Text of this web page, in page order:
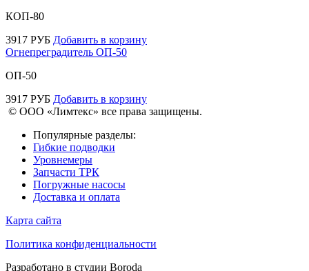
КОП-80
3917 РУБ Добавить в корзину
Огнепреградитель ОП-50
ОП-50
3917 РУБ Добавить в корзину
© ООО «Лимтекс» все права защищены.
Популярные разделы:
Гибкие подводки
Уровнемеры
Запчасти ТРК
Погружные насосы
Доставка и оплата
Карта сайта
Политика конфиденциальности
Разработано в студии Boroda